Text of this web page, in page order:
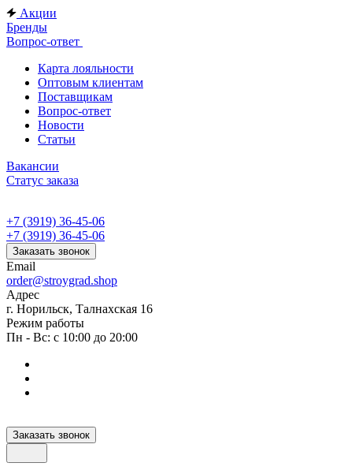
Акции
Бренды
Вопрос-ответ
Карта лояльности
Оптовым клиентам
Поставщикам
Вопрос-ответ
Новости
Статьи
Вакансии
Статус заказа
+7 (3919) 36-45-06
+7 (3919) 36-45-06
Заказать звонок
Email
order@stroygrad.shop
Адрес
г. Норильск, Талнахская 16
Режим работы
Пн - Вс: с 10:00 до 20:00
Заказать звонок